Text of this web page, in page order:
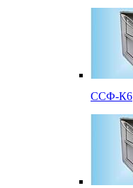
ССФ-К6